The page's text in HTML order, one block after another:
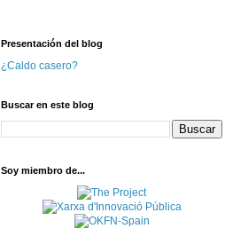
Presentación del blog
¿Caldo casero?
Buscar en este blog
Soy miembro de...